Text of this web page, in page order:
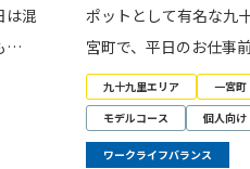
は混
…
ポットとして有名な九
宮町で、平日のお仕事
九十九里エリア
一宮町
モデルコース
個人向け
ワークライフバランス